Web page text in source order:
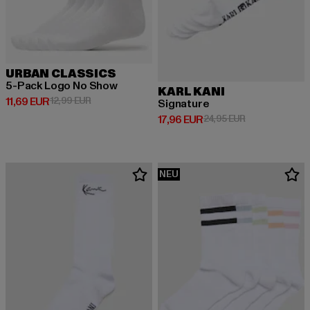
URBAN CLASSICS
5-Pack Logo No Show
11,69 EUR
Derzeitiger Preis: 11,69 EUR
12,99 EURAktionspreis: 12,99 EUR
KARL KANI
Signature
17,96 EUR
Derzeitiger Preis: 17,96 EUR
24,95 EURAktionspreis:
NEU